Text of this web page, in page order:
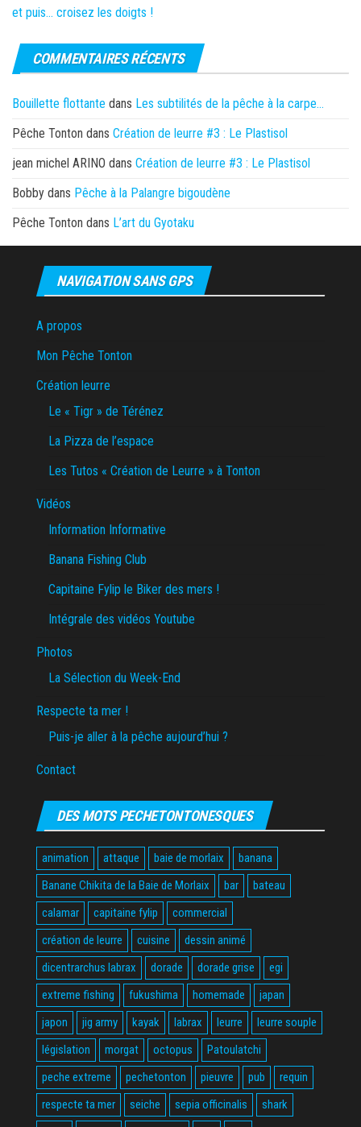
et puis… croisez les doigts !
COMMENTAIRES RÉCENTS
Bouillette flottante dans Les subtilités de la pêche à la carpe…
Pêche Tonton dans Création de leurre #3 : Le Plastisol
jean michel ARINO dans Création de leurre #3 : Le Plastisol
Bobby dans Pêche à la Palangre bigoudène
Pêche Tonton dans L’art du Gyotaku
NAVIGATION SANS GPS
A propos
Mon Pêche Tonton
Création leurre
Le « Tigr » de Térénez
La Pizza de l’espace
Les Tutos « Création de Leurre » à Tonton
Vidéos
Information Informative
Banana Fishing Club
Capitaine Fylip le Biker des mers !
Intégrale des vidéos Youtube
Photos
La Sélection du Week-End
Respecte ta mer !
Puis-je aller à la pêche aujourd’hui ?
Contact
DES MOTS PECHETONTONESQUES
animation attaque baie de morlaix
banana
Banane Chikita de la Baie de Morlaix
bar
bateau
calamar
capitaine fylip
commercial
création de leurre
cuisine
dessin animé
dicentrarchus labrax
dorade dorade grise
egi
extreme fishing
fukushima homemade
japan
japon
jig army kayak labrax leurre
leurre souple
législation
morgat octopus
Patoulatchi
peche extreme
pechetonton pieuvre pub
requin
respecte ta mer
seiche sepia officinalis
shark